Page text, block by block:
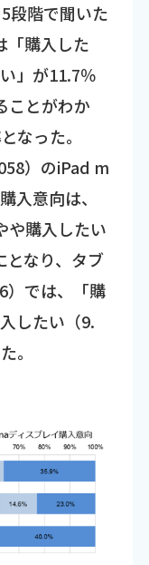
段階で聞いた
「購入した
」が11.7％
ことがわか
なった。
）のiPad m
入意向は、
や購入したい
となり、タブ
）では、「購
したい（9.
。